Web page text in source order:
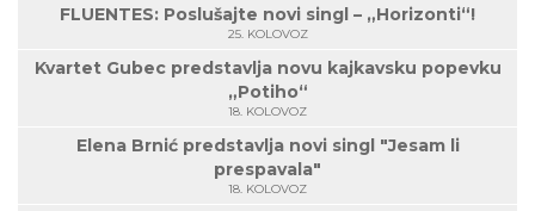
FLUENTES: Poslušajte novi singl – „Horizonti“!
25. KOLOVOZ
Kvartet Gubec predstavlja novu kajkavsku popevku
„Potiho“
18. KOLOVOZ
Elena Brnić predstavlja novi singl "Jesam li
prespavala"
18. KOLOVOZ